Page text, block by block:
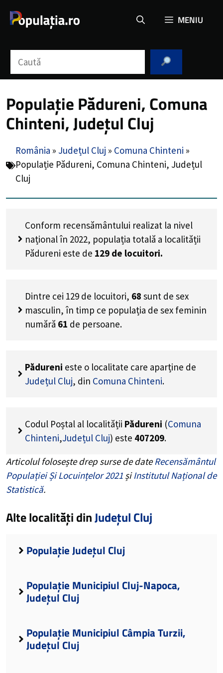
MENIU
Populație Pădureni, Comuna
Chinteni, Județul Cluj
România » Județul Cluj » Comuna Chinteni »
Populație Pădureni, Comuna Chinteni, Județul
Cluj
Conform recensământului realizat la nivel
național în 2022, populația totală a localității
Pădureni este de 129 de locuitori.
Dintre cei 129 de locuitori, 68 sunt de sex
masculin, în timp ce populația de sex feminin
numără 61 de persoane.
Pădureni este o localitate care aparține de
Județul Cluj, din Comuna Chinteni.
Codul Poștal al localității Pădureni (Comuna
Chinteni,Județul Cluj) este 407209.
Articolul folosește drep surse de dateRecensământul
Populației Și Locuințelor 2021 șiInstitutul Național de
Statistică.
Alte localități dinJudețul Cluj
Populație Județul Cluj
Populație Municipiul Cluj-Napoca,
Județul Cluj
Populație Municipiul Câmpia Turzii,
Județul Cluj